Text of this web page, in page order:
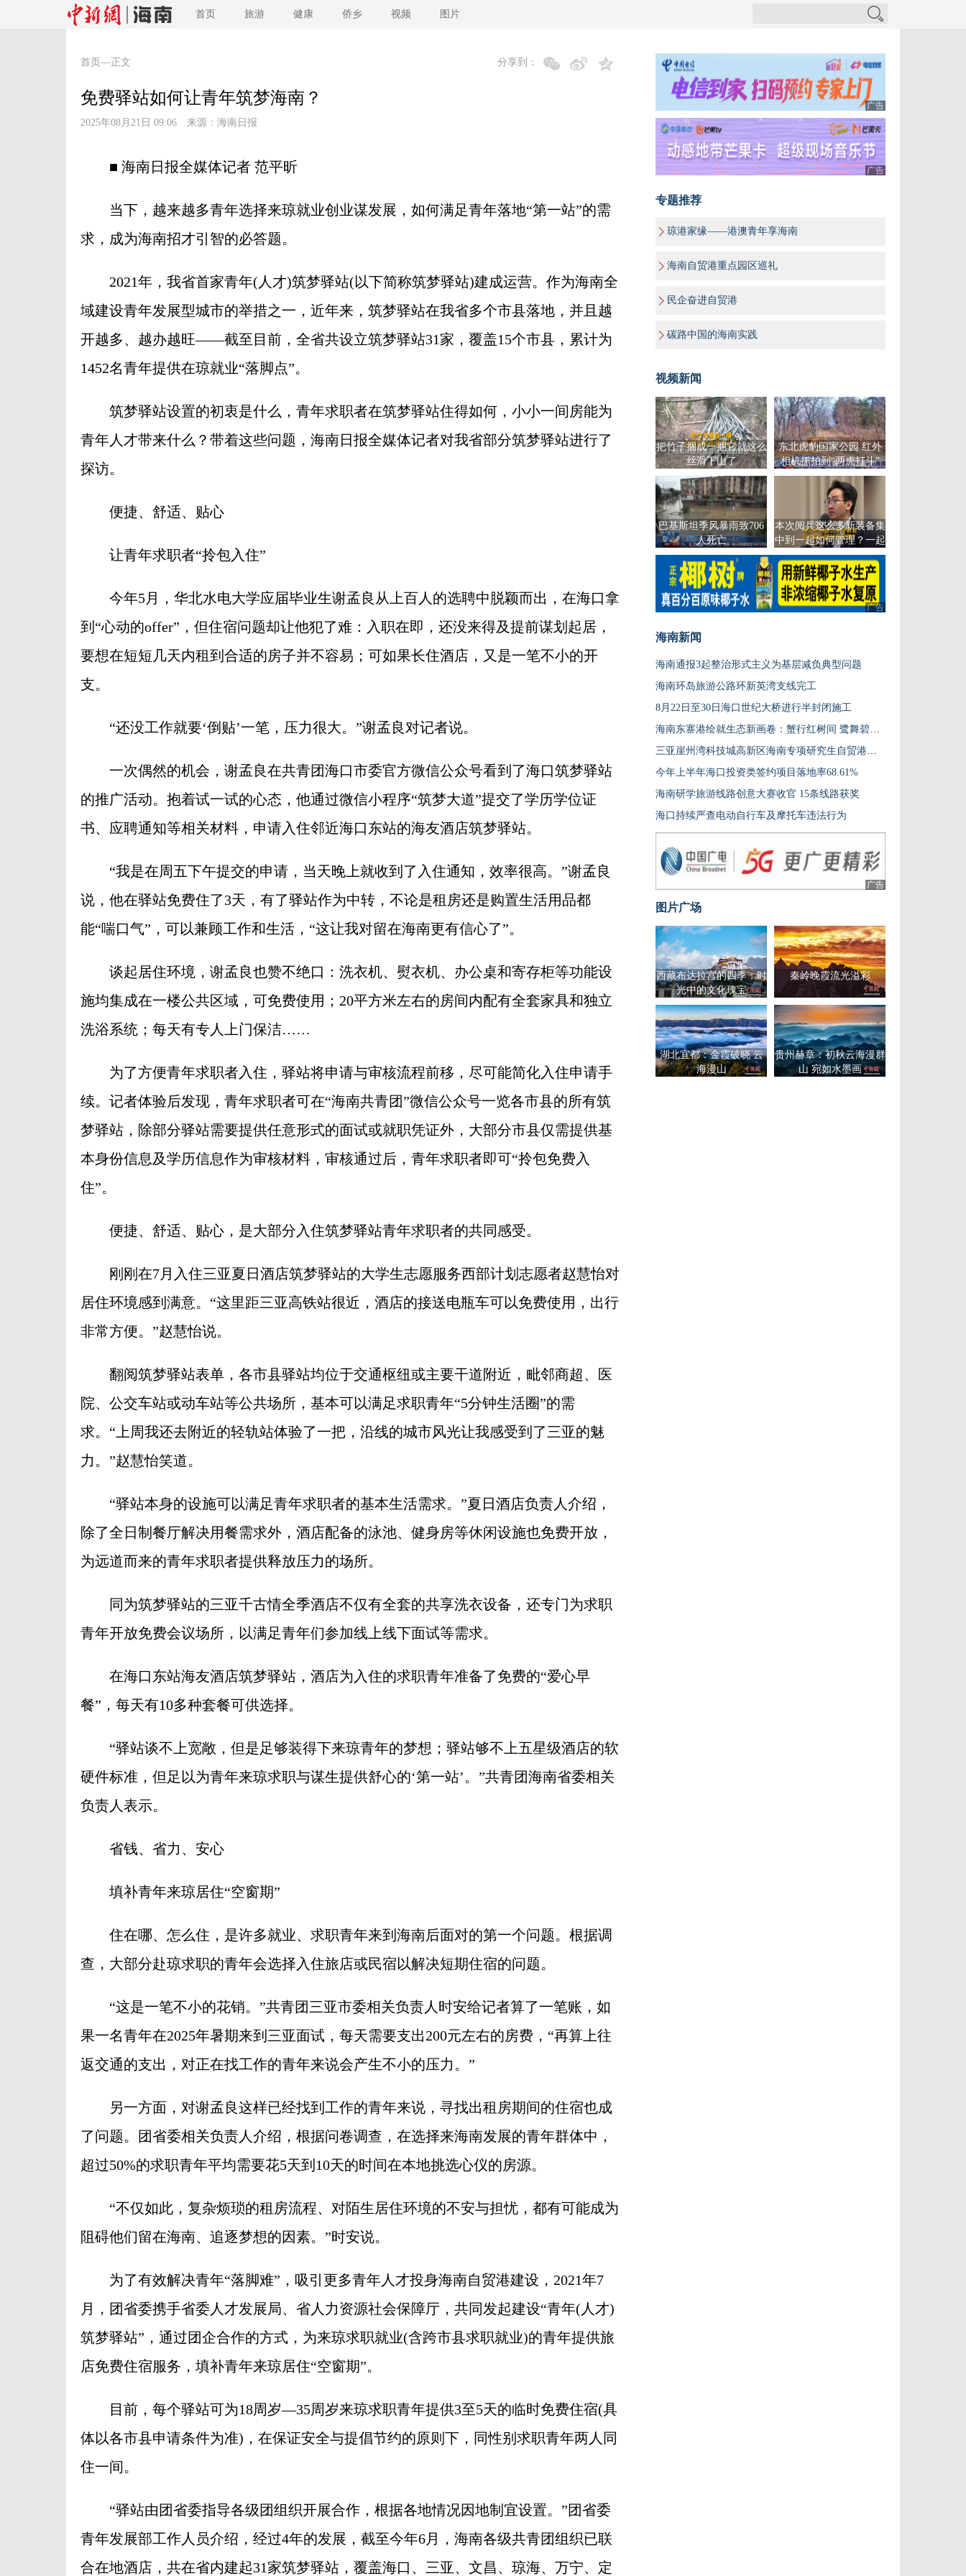
首页 旅游 健康 侨乡 视频 图片
首页 —正文 分享到：
免费驿站如何让青年筑梦海南？
2025年08月21日 09:06 来源： 海南日报
■ 海南日报全媒体记者 范平昕
当下，越来越多青年选择来琼就业创业谋发展，如何满足青年落地“第一站”的需
求，成为海南招才引智的必答题。
2021年，我省首家青年(人才)筑梦驿站(以下简称筑梦驿站)建成运营。作为海南全
域建设青年发展型城市的举措之一，近年来，筑梦驿站在我省多个市县落地，并且越
开越多、越办越旺——截至目前，全省共设立筑梦驿站31家，覆盖15个市县，累计为
1452名青年提供在琼就业“落脚点”。
筑梦驿站设置的初衷是什么，青年求职者在筑梦驿站住得如何，小小一间房能为
青年人才带来什么？带着这些问题，海南日报全媒体记者对我省部分筑梦驿站进行了
探访。
便捷、舒适、贴心
让青年求职者“拎包入住”
今年5月，华北水电大学应届毕业生谢孟良从上百人的选聘中脱颖而出，在海口拿
到“心动的offer”，但住宿问题却让他犯了难：入职在即，还没来得及提前谋划起居，
要想在短短几天内租到合适的房子并不容易；可如果长住酒店，又是一笔不小的开
支。
“还没工作就要‘倒贴’一笔，压力很大。”谢孟良对记者说。
一次偶然的机会，谢孟良在共青团海口市委官方微信公众号看到了海口筑梦驿站
的推广活动。抱着试一试的心态，他通过微信小程序“筑梦大道”提交了学历学位证
书、应聘通知等相关材料，申请入住邻近海口东站的海友酒店筑梦驿站。
“我是在周五下午提交的申请，当天晚上就收到了入住通知，效率很高。”谢孟良
说，他在驿站免费住了3天，有了驿站作为中转，不论是租房还是购置生活用品都
能“喘口气”，可以兼顾工作和生活，“这让我对留在海南更有信心了”。
谈起居住环境，谢孟良也赞不绝口：洗衣机、熨衣机、办公桌和寄存柜等功能设
施均集成在一楼公共区域，可免费使用；20平方米左右的房间内配有全套家具和独立
洗浴系统；每天有专人上门保洁……
为了方便青年求职者入住，驿站将申请与审核流程前移，尽可能简化入住申请手
续。记者体验后发现，青年求职者可在“海南共青团”微信公众号一览各市县的所有筑
梦驿站，除部分驿站需要提供任意形式的面试或就职凭证外，大部分市县仅需提供基
本身份信息及学历信息作为审核材料，审核通过后，青年求职者即可“拎包免费入
住”。
便捷、舒适、贴心，是大部分入住筑梦驿站青年求职者的共同感受。
刚刚在7月入住三亚夏日酒店筑梦驿站的大学生志愿服务西部计划志愿者赵慧怡对
居住环境感到满意。“这里距三亚高铁站很近，酒店的接送电瓶车可以免费使用，出行
非常方便。”赵慧怡说。
翻阅筑梦驿站表单，各市县驿站均位于交通枢纽或主要干道附近，毗邻商超、医
院、公交车站或动车站等公共场所，基本可以满足求职青年“5分钟生活圈”的需
求。“上周我还去附近的轻轨站体验了一把，沿线的城市风光让我感受到了三亚的魅
力。”赵慧怡笑道。
“驿站本身的设施可以满足青年求职者的基本生活需求。”夏日酒店负责人介绍，
除了全日制餐厅解决用餐需求外，酒店配备的泳池、健身房等休闲设施也免费开放，
为远道而来的青年求职者提供释放压力的场所。
同为筑梦驿站的三亚千古情全季酒店不仅有全套的共享洗衣设备，还专门为求职
青年开放免费会议场所，以满足青年们参加线上线下面试等需求。
在海口东站海友酒店筑梦驿站，酒店为入住的求职青年准备了免费的“爱心早
餐”，每天有10多种套餐可供选择。
“驿站谈不上宽敞，但是足够装得下来琼青年的梦想；驿站够不上五星级酒店的软
硬件标准，但足以为青年来琼求职与谋生提供舒心的‘第一站’。”共青团海南省委相关
负责人表示。
省钱、省力、安心
填补青年来琼居住“空窗期”
住在哪、怎么住，是许多就业、求职青年来到海南后面对的第一个问题。根据调
查，大部分赴琼求职的青年会选择入住旅店或民宿以解决短期住宿的问题。
“这是一笔不小的花销。”共青团三亚市委相关负责人时安给记者算了一笔账，如
果一名青年在2025年暑期来到三亚面试，每天需要支出200元左右的房费，“再算上往
返交通的支出，对正在找工作的青年来说会产生不小的压力。”
另一方面，对谢孟良这样已经找到工作的青年来说，寻找出租房期间的住宿也成
了问题。团省委相关负责人介绍，根据问卷调查，在选择来海南发展的青年群体中，
超过50%的求职青年平均需要花5天到10天的时间在本地挑选心仪的房源。
“不仅如此，复杂烦琐的租房流程、对陌生居住环境的不安与担忧，都有可能成为
阻碍他们留在海南、追逐梦想的因素。”时安说。
为了有效解决青年“落脚难”，吸引更多青年人才投身海南自贸港建设，2021年7
月，团省委携手省委人才发展局、省人力资源社会保障厅，共同发起建设“青年(人才)
筑梦驿站”，通过团企合作的方式，为来琼求职就业(含跨市县求职就业)的青年提供旅
店免费住宿服务，填补青年来琼居住“空窗期”。
目前，每个驿站可为18周岁—35周岁来琼求职青年提供3至5天的临时免费住宿(具
体以各市县申请条件为准)，在保证安全与提倡节约的原则下，同性别求职青年两人同
住一间。
“驿站由团省委指导各级团组织开展合作，根据各地情况因地制宜设置。”团省委
青年发展部工作人员介绍，经过4年的发展，截至今年6月，海南各级共青团组织已联
合在地酒店，共在省内建起31家筑梦驿站，覆盖海口、三亚、文昌、琼海、万宁、定
广告
广告
专题推荐
琼港家缘——港澳青年享海南
海南自贸港重点园区巡礼
民企奋进自贸港
碳路中国的海南实践
视频新闻
把竹子捆成一捆它就这么
丝滑下山了
东北虎豹国家公园 红外
相机抓拍到“两虎打斗”
巴基斯坦季风暴雨致706
人死亡
本次阅兵这么多新装备集
中到一起如何管理？一起
来看！
广告
海南新闻
海南通报3起整治形式主义为基层减负典型问题
海南环岛旅游公路环新英湾支线完工
8月22日至30日海口世纪大桥进行半封闭施工
海南东寨港绘就生态新画卷：蟹行红树间 鹭舞碧波上
三亚崖州湾科技城高新区海南专项研究生自贸港重点园区行启动
今年上半年海口投资类签约项目落地率68.61%
海南研学旅游线路创意大赛收官 15条线路获奖
海口持续严查电动自行车及摩托车违法行为
广告
图片广场
西藏布达拉宫的四季：时
光中的文化瑰宝
秦岭晚霞流光溢彩
湖北宜都：金霞破晓 云
海漫山
贵州赫章：初秋云海漫群
山 宛如水墨画